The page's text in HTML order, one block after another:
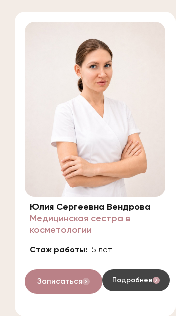
Юлия Сергеевна Вендрова
Медицинская сестра в
косметологии
Стаж работы: 5 лет
Записаться Подробнее